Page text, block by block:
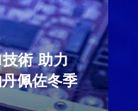
術 助力
佩佐冬季